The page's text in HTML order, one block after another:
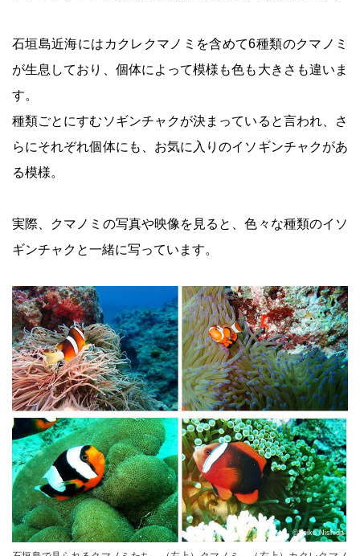
石垣島近海にはカクレクマノミを含めて6種類のクマノミ
が生息しており、個体によって模様も色も大きさも違いま
す。
種類ごとにすむソギンチャクが決まっていると言われ、さ
らにそれぞれ個体にも、お気に入りのイソギンチャクがあ
る模様。
実際、クマノミの写真や映像を見ると、色々な種類のイソ
ギンチャクと一緒に写っています。
©Seiko Nishida